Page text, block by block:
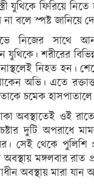
যুথিকে ফিরিয়ে নিতে
বলে স্পষ্ট জানিয়ে
নিজের সাথে
শরীরের
নিহত হন।
অভি। এতে
চমেক হাসপাতালে
অবস্থাতেই ওই
দুটি অপরাধে
সেই থেকে পুলিশি
মঙ্গলবার রাত
অবস্থায় মারা যান